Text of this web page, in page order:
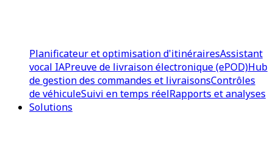
Planificateur et optimisation d'itinérairesAssistant
vocal IAPreuve de livraison électronique (ePOD)Hub
de gestion des commandes et livraisonsContrôles
de véhiculeSuivi en temps réelRapports et analyses
Solutions